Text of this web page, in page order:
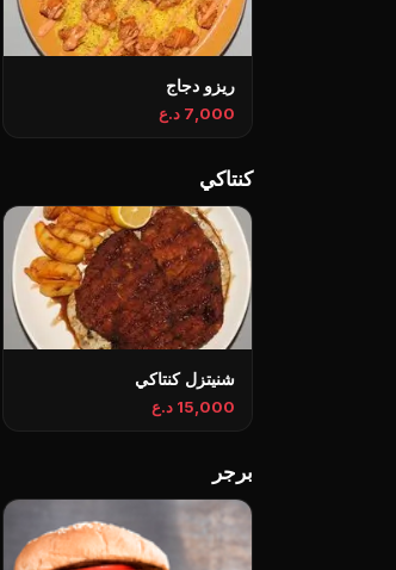
ريزو دجاج
7,000 د.ع
کنتاکي
شنيتزل كنتاكي
15,000 د.ع
برجر